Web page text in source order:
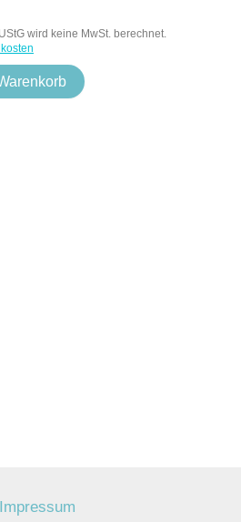
wird keine MwSt. berechnet.
Impressum